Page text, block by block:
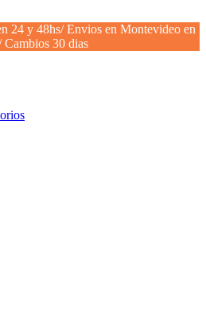
24 y 48hs/ Envios en Montevideo en
Cambios 30 dias